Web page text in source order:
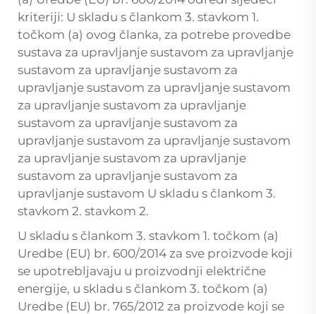
kriteriji: U skladu s člankom 3. stavkom 1.
točkom (a) ovog članka, za potrebe provedbe
sustava za upravljanje sustavom za upravljanje
sustavom za upravljanje sustavom za
upravljanje sustavom za upravljanje sustavom
za upravljanje sustavom za upravljanje
sustavom za upravljanje sustavom za
upravljanje sustavom za upravljanje sustavom
za upravljanje sustavom za upravljanje
sustavom za upravljanje sustavom za
upravljanje sustavom U skladu s člankom 3.
stavkom 2. stavkom 2.
U skladu s člankom 3. stavkom 1. točkom (a)
Uredbe (EU) br. 600/2014 za sve proizvode koji
se upotrebljavaju u proizvodnji električne
energije, u skladu s člankom 3. točkom (a)
Uredbe (EU) br. 765/2012 za proizvode koji se